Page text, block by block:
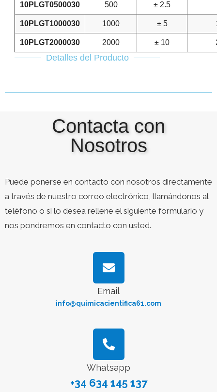
10PLGT0500030 500 ± 2.5
10PLGT1000030 1000 ± 5
10PLGT2000030 2000 ± 10
Detalles del Producto
Contacta con
Nosotros
Puede ponerse en contacto con nosotros directamente
a través de nuestro correo electrónico, llamándonos al
teléfono o si lo desea rellene el siguiente formulario y
nos pondremos en contacto con usted.
Email
info@quimicacientifica61.com
Whatsapp
+34 634 145 137